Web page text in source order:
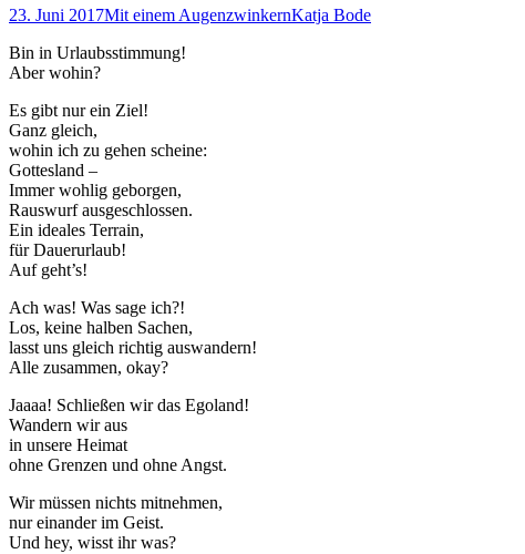
23. Juni 2017Mit einem AugenzwinkernKatja Bode
Bin in Urlaubsstimmung!
Aber wohin?
Es gibt nur ein Ziel!
Ganz gleich,
wohin ich zu gehen scheine:
Gottesland –
Immer wohlig geborgen,
Rauswurf ausgeschlossen.
Ein ideales Terrain,
für Dauerurlaub!
Auf geht’s!
Ach was! Was sage ich?!
Los, keine halben Sachen,
lasst uns gleich richtig auswandern!
Alle zusammen, okay?
Jaaaa! Schließen wir das Egoland!
Wandern wir aus
in unsere Heimat
ohne Grenzen und ohne Angst.
Wir müssen nichts mitnehmen,
nur einander im Geist.
Und hey, wisst ihr was?